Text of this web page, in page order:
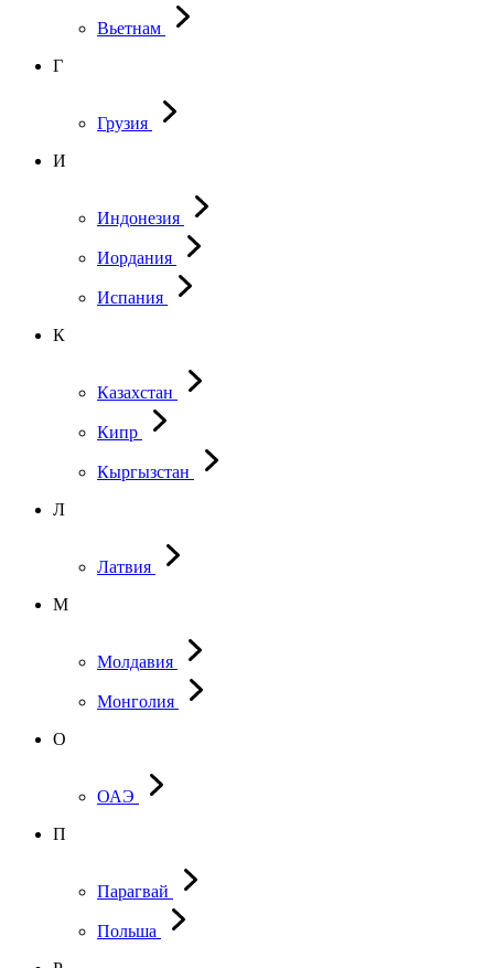
Вьетнам
Г
Грузия
И
Индонезия
Иордания
Испания
К
Казахстан
Кипр
Кыргызстан
Л
Латвия
М
Молдавия
Монголия
О
ОАЭ
П
Парагвай
Польша